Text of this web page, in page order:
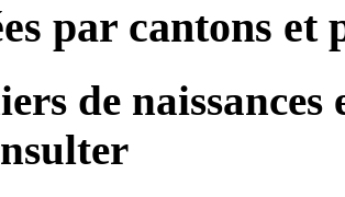
par cantons et
de